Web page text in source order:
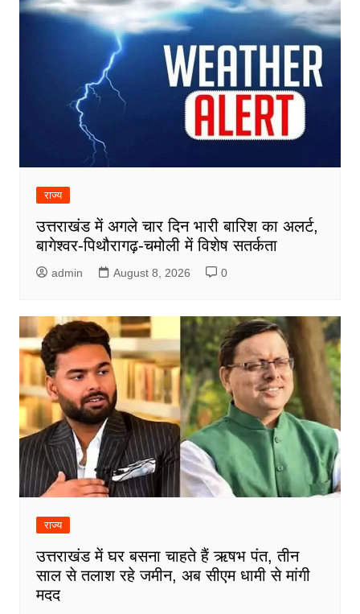
राज्य
उत्तराखंड में अगले चार दिन भारी बारिश का अलर्ट,
बागेश्वर-पिथौरागढ़-चमोली में विशेष सतर्कता
admin August 8, 2026 0
राज्य
उत्तराखंड में घर बसना चाहते हैं ऋषभ पंत, तीन
साल से तलाश रहे जमीन, अब सीएम धामी से मांगी
मदद